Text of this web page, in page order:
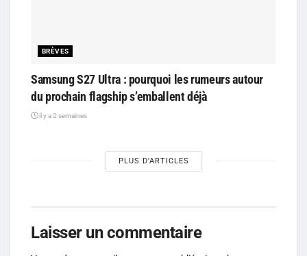
BRÈVES
Samsung S27 Ultra : pourquoi les rumeurs autour
du prochain flagship s’emballent déjà
il y a 2 semaines
PLUS D'ARTICLES
Laisser un commentaire